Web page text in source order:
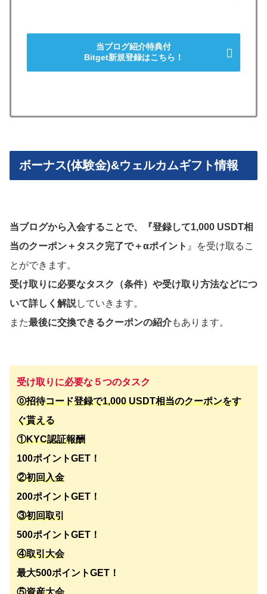
当ブログ紹介特典付
Bitget新規登録はこちら！
ボーナス(体験金)&ウェルカムギフト情報
当ブログから入会することで、『登録して1,000 USDT相
当のクーポン＋タスク完了で＋αポイント 』を受け取るこ
とができます。
受け取りに必要なタスク（条件）や受け取り方法などにつ
いて詳しく解説していきます。
また最後に交換できるクーポンの紹介もあります。
受け取りに必要な５つのタスク
⓪招待コード登録で1,000 USDT相当のクーポンをす
ぐ貰える
①KYC認証報酬
100ポイントGET！
②初回入金
200ポイントGET！
③初回取引
500ポイントGET！
④取引大会
最大500ポイントGET！